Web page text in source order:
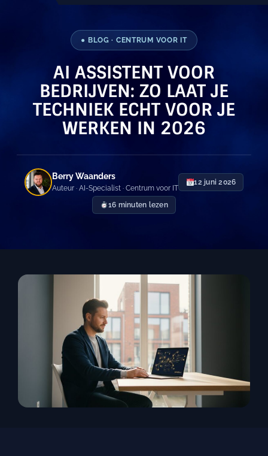
● BLOG · CENTRUM VOOR IT
AI ASSISTENT VOOR
BEDRIJVEN: ZO LAAT JE
TECHNIEK ECHT VOOR JE
WERKEN IN 2026
Berry Waanders
Auteur · AI-Specialist · Centrum voor IT
12 juni 2026
16 minuten lezen